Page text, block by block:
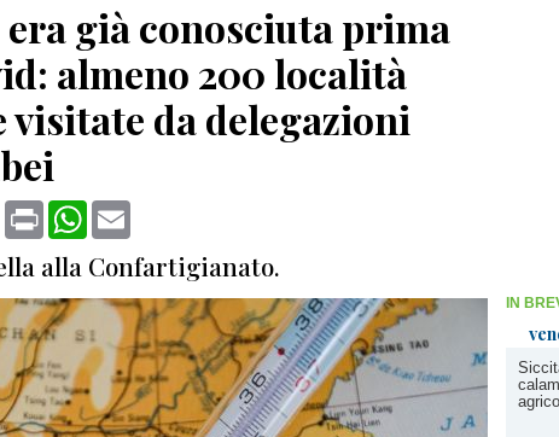
IN
già conosciuta prima
almeno 200 località
da delegazioni
X Print WhatsApp
alla Confartigianato.